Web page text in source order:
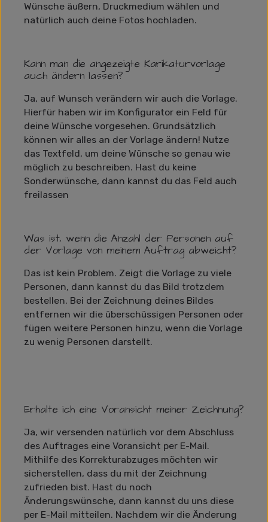
Wünsche äußern, Druckmedium wählen und
natürlich auch deine Fotos hochladen.
Kann man die angezeigte Karikaturvorlage
auch ändern lassen?
Ja, auf Wunsch verändern wir auch die Vorlage.
Hierfür haben wir im Konfigurator ein Feld für
deine Wünsche vorgesehen. Grundsätzlich
können wir alles an der Vorlage ändern! Nutze
das Textfeld, um deine Wünsche so genau wie
möglich zu beschreiben. Hast du keine
Sonderwünsche, dann kannst du das Feld auch
freilassen
Was ist, wenn die Anzahl der Personen auf
der Vorlage von meinem Auftrag abweicht?
Das ist kein Problem. Zeigt die Vorlage zu viele
Personen, dann kannst du das Bild trotzdem
bestellen. Bei der Zeichnung deines Bildes
entfernen wir die überschüssigen Personen oder
fügen weitere Personen hinzu, wenn die Vorlage
zu wenig Personen darstellt.
Erhalte ich eine Voransicht meiner Zeichnung?
Ja, wir versenden natürlich vor dem Abschluss
des Auftrages eine Voransicht per E-Mail.
Mithilfe des Korrekturabzuges möchten wir
sicherstellen, dass du mit der Zeichnung
zufrieden bist. Hast du noch
Änderungswünsche, dann kannst du uns diese
per E-Mail mitteilen. Nachdem wir die Änderung